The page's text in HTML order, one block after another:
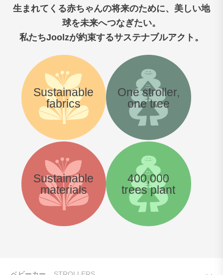
生まれてくる赤ちゃんの将来のために、美しい地
球を未来へつなぎたい。
私たちJoolzが約束するサステナブルアクト。
Sustainable
fabrics
One stroller,
one tree
Sustainable
materials
400,000
trees plant